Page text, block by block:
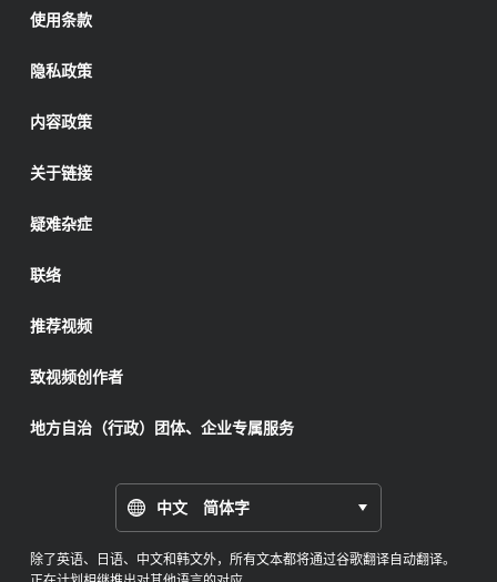
使用条款
隐私政策
内容政策
关于链接
疑难杂症
联络
推荐视频
致视频创作者
地方自治（行政）团体、企业专属服务
中文 简体字
除了英语、日语、中文和韩文外，所有文本都将通过谷歌翻译自动翻译。